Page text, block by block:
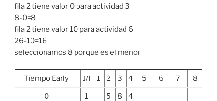
fila 2 tiene valor 0 para actividad 3
8-0=8
fila 2 tiene valor 10 para actividad 6
26-10=16
seleccionamos 8 porque es el menor
Tiempo Early J/I 1 2 3 4 5 6 7 8
0 1 5 8 4